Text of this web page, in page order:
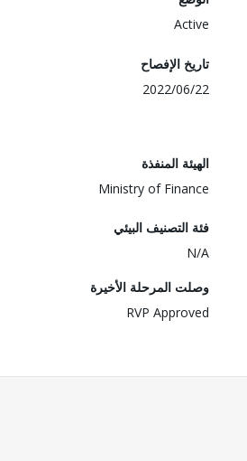
Active
تاريخ الإفصاح
2022/06/22
الهيئة المنفذة
Ministry of Finance
فئة التصنيف البيئي
N/A
وصلت المرحلة الأخيرة
RVP Approved